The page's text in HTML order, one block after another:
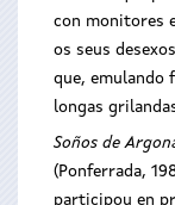
con monitores
os seus
que, emulando
longas
Soños de
(Ponferrada,
participou en